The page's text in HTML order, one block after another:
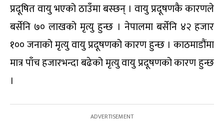
प्रदूषित वायु भएको ठाउँमा बस्छन् । वायु प्रदूषणकै कारणले
बर्सेनि ७० लाखको मृत्यु हुन्छ । नेपालमा बर्सेनि ४२ हजार
१०० जनाको मृत्यु वायु प्रदूषणको कारण हुन्छ । काठमाडौंमा
मात्र पाँच हजारभन्दा बढेको मृत्यु वायु प्रदूषणको कारण हुन्छ
।